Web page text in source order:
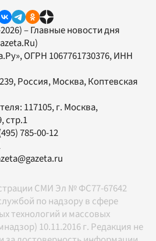
– Главные новости дня
, ОГРН 1067761730376, ИНН
Россия, Москва, Коптевская
117105, г. Москва,
стр.1
785-00-12
СМИ Эл № ФС77-67642
по надзору в сфере
технологий и массовых
10.11.2016 г. Редакция не